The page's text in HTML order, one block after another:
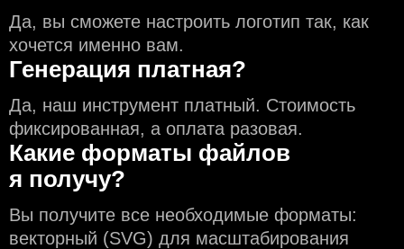
Да, вы сможете настроить логотип так, как
хочется именно вам.
Генерация платная?
Да, наш инструмент платный. Стоимость
фиксированная, а оплата разовая.
Какие форматы файлов
я получу?
Вы получите все необходимые форматы:
векторный (SVG) для масштабирования